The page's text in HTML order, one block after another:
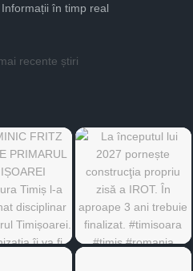
în timp real
recente știri